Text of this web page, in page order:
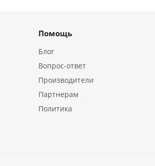
Помощь
Блог
Вопрос-ответ
Производители
Партнерам
Политика